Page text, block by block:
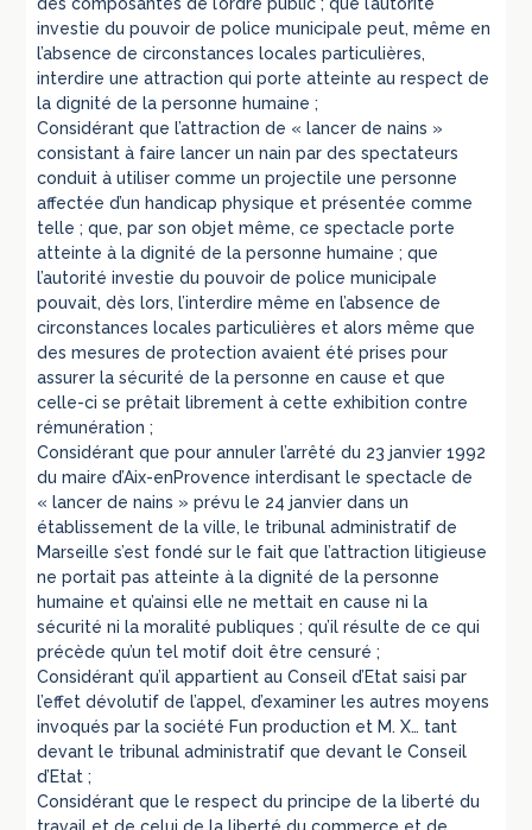
des composantes de l’ordre public ; que l’autorité
investie du pouvoir de police municipale peut, même en
l’absence de circonstances locales particulières,
interdire une attraction qui porte atteinte au respect de
la dignité de la personne humaine ;
Considérant que l’attraction de « lancer de nains »
consistant à faire lancer un nain par des spectateurs
conduit à utiliser comme un projectile une personne
affectée d’un handicap physique et présentée comme
telle ; que, par son objet même, ce spectacle porte
atteinte à la dignité de la personne humaine ; que
l’autorité investie du pouvoir de police municipale
pouvait, dès lors, l’interdire même en l’absence de
circonstances locales particulières et alors même que
des mesures de protection avaient été prises pour
assurer la sécurité de la personne en cause et que
celle-ci se prêtait librement à cette exhibition contre
rémunération ;
Considérant que pour annuler l’arrêté du 23 janvier 1992
du maire d’Aix-enProvence interdisant le spectacle de
« lancer de nains » prévu le 24 janvier dans un
établissement de la ville, le tribunal administratif de
Marseille s’est fondé sur le fait que l’attraction litigieuse
ne portait pas atteinte à la dignité de la personne
humaine et qu’ainsi elle ne mettait en cause ni la
sécurité ni la moralité publiques ; qu’il résulte de ce qui
précède qu’un tel motif doit être censuré ;
Considérant qu’il appartient au Conseil d’Etat saisi par
l’effet dévolutif de l’appel, d’examiner les autres moyens
invoqués par la société Fun production et M. X… tant
devant le tribunal administratif que devant le Conseil
d’Etat ;
Considérant que le respect du principe de la liberté du